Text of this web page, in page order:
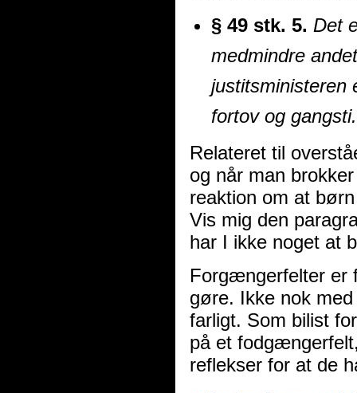
§ 49 stk. 5. Det
medmindre
justitsministeren
fortov og gangsti.
Relateret til
og når man
reaktion om at
Vis mig den
har I ikke noget at
Forgængerfelter er
gøre. Ikke nok
farligt. Som bilist
på et
reflekser for at de